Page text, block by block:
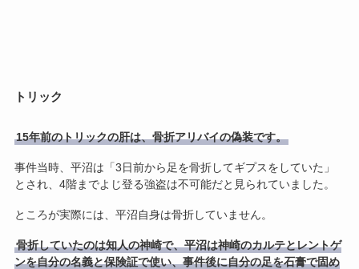
トリック
15年前のトリックの肝は、骨折アリバイの偽装です。
事件当時、平沼は「3日前から足を骨折してギプスをしていた」
とされ、4階までよじ登る強盗は不可能だと見られていました。
ところが実際には、平沼自身は骨折していません。
骨折していたのは知人の神崎で、平沼は神崎のカルテとレントゲ
ンを自分の名義と保険証で使い、事件後に自分の足を石膏で固め